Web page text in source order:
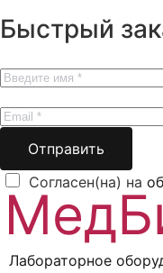
Быстрый
Отправить
Согласен(на) на
Лабораторное